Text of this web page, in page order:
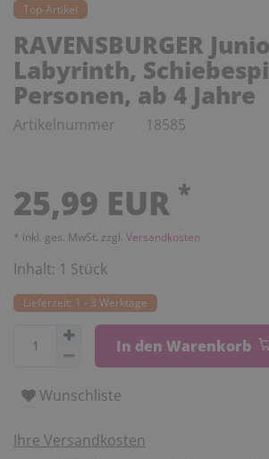
Top-Artikel
RAVENSBURGER
Labyrinth,
Personen, ab 4 Jahre
Artikelnummer 18585
25,99 EUR *
* inkl. ges. MwSt. zzgl. Versandkosten
Inhalt: 1 Stück
Lieferzeit: 1 - 3 Werktage
In den Warenkorb
Wunschliste
Ihre Versandkosten